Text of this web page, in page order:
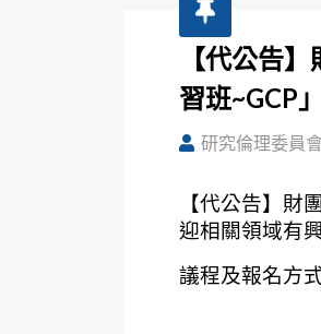
【代公告
習班~GCP
研究倫理委員
【代公告】
迎相關領域有
議程及報名方